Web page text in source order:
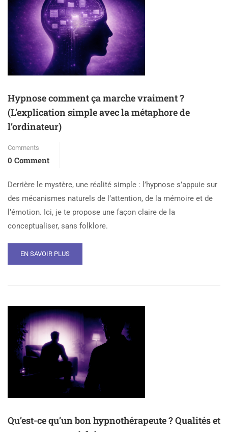
Hypnose comment ça marche vraiment ?
(L’explication simple avec la métaphore de
l’ordinateur)
Comments
0 Comment
Derrière le mystère, une réalité simple : l’hypnose s’appuie sur
des mécanismes naturels de l’attention, de la mémoire et de
l’émotion. Ici, je te propose une façon claire de la
conceptualiser, sans folklore.
EN SAVOIR PLUS
Qu’est-ce qu’un bon hypnothérapeute ? Qualités et